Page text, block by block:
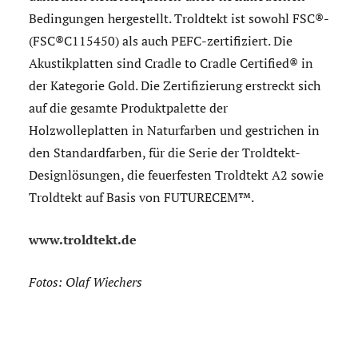
Bedingungen hergestellt. Troldtekt ist sowohl FSC®-
(FSC®C115450) als auch PEFC-zertifiziert. Die
Akustikplatten sind Cradle to Cradle Certified® in
der Kategorie Gold. Die Zertifizierung erstreckt sich
auf die gesamte Produktpalette der
Holzwolleplatten in Naturfarben und gestrichen in
den Standardfarben, für die Serie der Troldtekt-
Designlösungen, die feuerfesten Troldtekt A2 sowie
Troldtekt auf Basis von FUTURECEM™.
www.troldtekt.de
Fotos: Olaf Wiechers